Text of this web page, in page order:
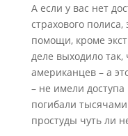
А если у вас нет
страхового
помощи, кроме
деле выходило
американцев – а
– не имели
погибали
простуды чуть ли